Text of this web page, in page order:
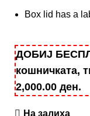
Box lid has a
ДОБИЈ
кошничката,
2,000.00 ден.
На залиха